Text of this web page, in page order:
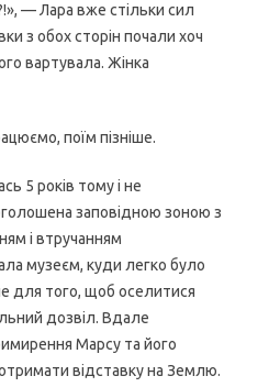
— Лара вже стільки сил
з обох сторін почали хоч
вартувала. Жінка
поїм пізніше.
5 років тому і не
заповідною зоною з
і втручанням
музеєм, куди легко було
для того, щоб оселитися
дозвіл. Вдале
Марсу та його
відставку на Землю.